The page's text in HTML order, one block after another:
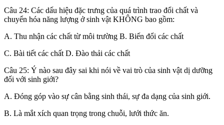
Câu 24: Các dấu hiệu đặc trưng của quá trình trao đổi chất và
chuyển hóa năng lượng ở sinh vật KHÔNG bao gồm:
A. Thu nhận các chất từ môi trường B. Biến đổi các chất
C. Bài tiết các chất D. Đào thải các chất
Câu 25: Ý nào sau đây sai khi nói về vai trò của sinh vật dị dưỡng
đối với sinh giới?
A. Đóng góp vào sự cân bằng sinh thái, sự đa dạng của sinh giới.
B. Là mắt xích quan trọng trong chuỗi, lưới thức ăn.